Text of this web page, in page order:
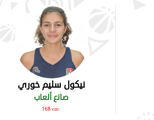
نيكول سليم خوري
صانع ألعاب
168 cm